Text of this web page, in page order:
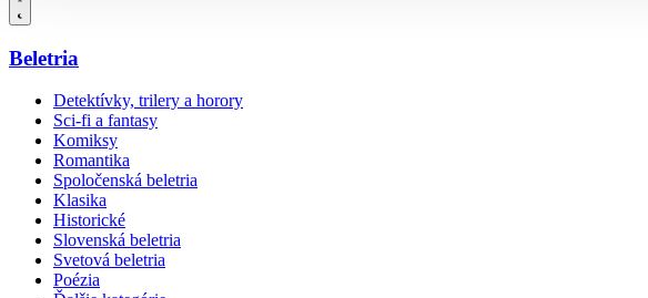
Beletria
Detektívky, trilery a horory
Sci-fi a fantasy
Komiksy
Romantika
Spoločenská beletria
Klasika
Historické
Slovenská beletria
Svetová beletria
Poézia